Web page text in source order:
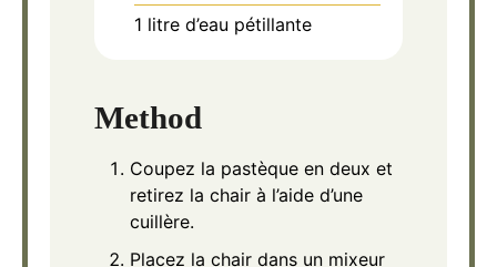
1 litre d’eau pétillante
Method
Coupez la pastèque en deux et
retirez la chair à l’aide d’une
cuillère.
Placez la chair dans un mixeur